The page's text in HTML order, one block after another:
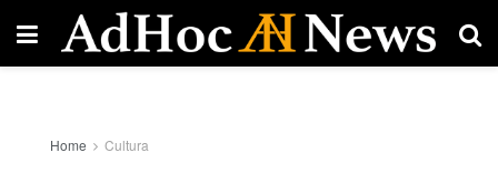
Home Cultura